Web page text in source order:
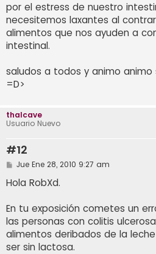
por el estress de nuestro
necesitemos laxantes al
alimentos que nos ayuden a
intestinal.
saludos a todos y animo
=D>
thalcave
Usuario Nuevo
#12
M
n
s
j
e
Jue Ene 28, 2010 9:27 am
Hola RobXd.
En tu exposición cometes un
las personas con colitis
alimentos deribados de la
ser sin lactosa.